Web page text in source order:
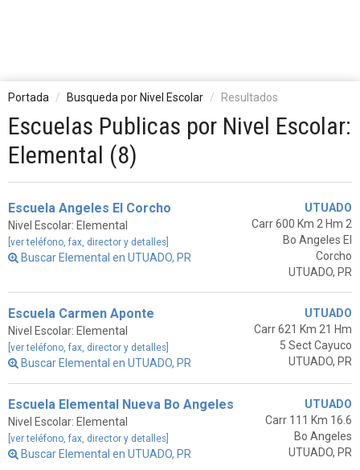
Portada Busqueda por Nivel Escolar Resultados
Escuelas Publicas por Nivel Escolar:
Elemental (8)
Escuela Angeles El Corcho
Nivel Escolar: Elemental
[ver teléfono, fax, director y detalles]
Buscar Elemental en UTUADO, PR
UTUADO
Carr 600 Km 2 Hm 2
Bo Angeles El
Corcho
UTUADO, PR
Escuela Carmen Aponte
Nivel Escolar: Elemental
[ver teléfono, fax, director y detalles]
Buscar Elemental en UTUADO, PR
UTUADO
Carr 621 Km 21 Hm
5 Sect Cayuco
UTUADO, PR
Escuela Elemental Nueva Bo Angeles
Nivel Escolar: Elemental
[ver teléfono, fax, director y detalles]
Buscar Elemental en UTUADO, PR
UTUADO
Carr 111 Km 16.6
Bo Angeles
UTUADO, PR